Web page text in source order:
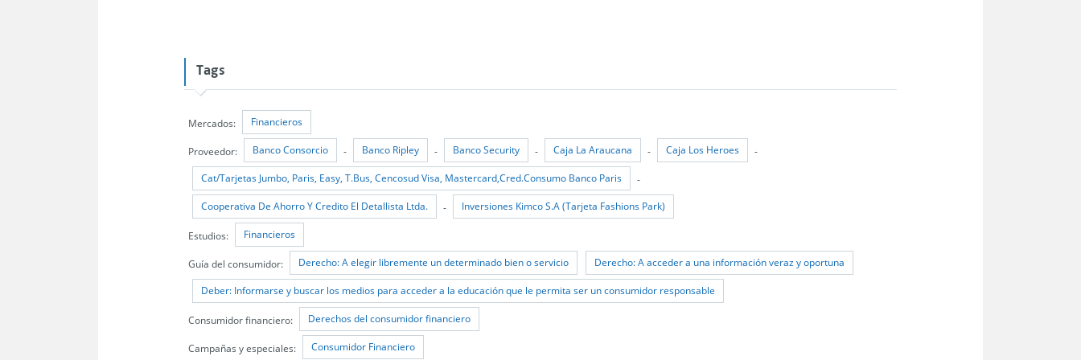
Tags
Mercados: Financieros
Proveedor: Banco Consorcio - Banco Ripley - Banco Security - Caja La Araucana - Caja Los Heroes -
Cat/Tarjetas Jumbo, Paris, Easy, T.Bus, Cencosud Visa, Mastercard,Cred.Consumo Banco Paris -
Cooperativa De Ahorro Y Credito El Detallista Ltda. - Inversiones Kimco S.A (Tarjeta Fashions Park)
Estudios: Financieros
Guía del consumidor: Derecho: A elegir libremente un determinado bien o servicio Derecho: A acceder a una información veraz y oportuna
Deber: Informarse y buscar los medios para acceder a la educación que le permita ser un consumidor responsable
Consumidor financiero: Derechos del consumidor financiero
Campañas y especiales: Consumidor Financiero